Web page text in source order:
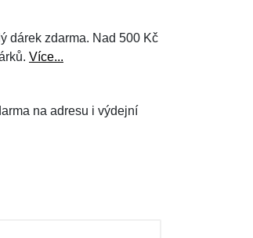
dárek zdarma. Nad 500 Kč
Více...
na adresu i výdejní